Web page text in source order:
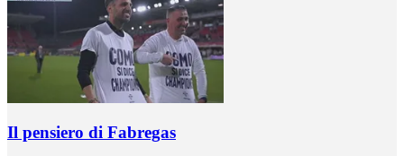
Il pensiero di Fabregas